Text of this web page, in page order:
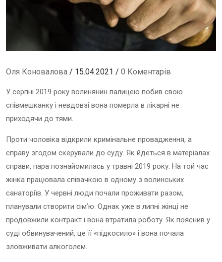
Оля Коновалова / 15.04.2021 / 0 Коментарів
У серпні 2019 року волинянин палицею побив свою
співмешканку і невдовзі вона померла в лікарні не
приходячи до тями.
Проти чоловіка відкрили кримінальне провадження, а
справу згодом скерували до суду. Як йдеться в матеріалах
справи, пара познайомилась у травні 2019 року. На той час
жінка працювала співачкою в одному з волинських
санаторіїв. У червні люди почали проживати разом,
планували створити сім’ю. Однак уже в липні жінці не
продовжили контракт і вона втратила роботу. Як пояснив у
суді обвинувачений, це її «підкосило» і вона почала
зловживати алкоголем.